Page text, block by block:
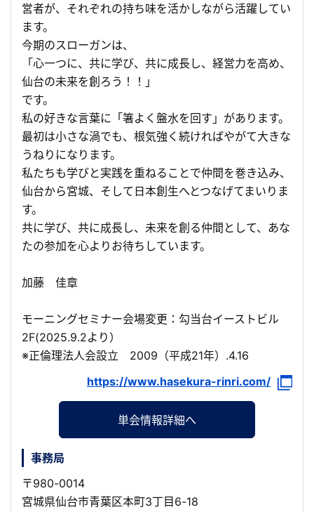
営者が、それぞれの持ち味を活かしながら活躍してい
ます。
今期のスローガンは、
「心一つに、共に学び、共に成長し、経営力を高め、
仙台の未来を創ろう！！」
です。
私の好きな言葉に「箸よく盤水を回す」があります。
最初は小さな渦でも、根気強く続ければやがて大きな
うねりになります。
私たちも学びと実践を重ねることで仲間を巻き込み、
仙台から宮城、そして日本創生へとつなげてまいりま
す。
共に学び、共に成長し、未来を創る仲間として、あな
たの参加を心よりお待ちしています。
加藤 佳章
モーニングセミナー会場変更：勾当台イーストビル
2F(2025.9.2より）
※正倫理法人会設立 2009（平成21年）.4.16
https://www.hasekura-rinri.com/
単会情報詳細へ
事務局
〒980-0014
宮城県仙台市青葉区本町3丁目6-18